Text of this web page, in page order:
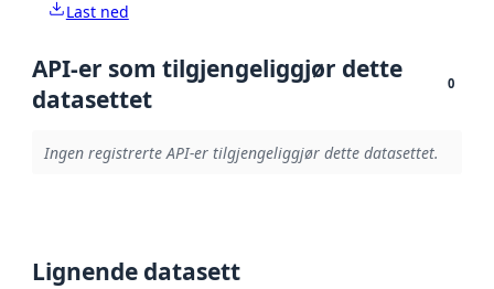
Last ned
API-er som tilgjengeliggjør dette
datasettet
0
Ingen registrerte API-er tilgjengeliggjør dette datasettet.
Lignende datasett